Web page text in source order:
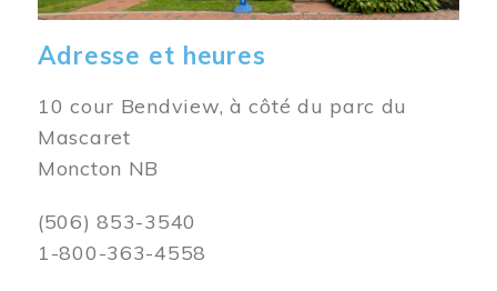
Adresse et heures
10 cour Bendview, à côté du parc du
Mascaret
Moncton NB
(506) 853-3540
1-800-363-4558